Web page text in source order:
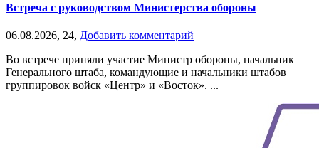
Встреча с руководством Министерства обороны
06.08.2026, 24, Добавить комментарий
Во встрече приняли участие Министр обороны, начальник
Генерального штаба, командующие и начальники штабов
группировок войск «Центр» и «Восток». ...